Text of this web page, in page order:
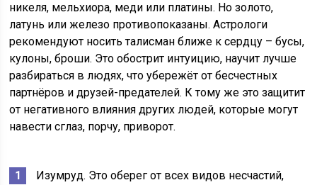
никеля, мельхиора, меди или платины. Но золото,
латунь или железо противопоказаны. Астрологи
рекомендуют носить талисман ближе к сердцу – бусы,
кулоны, броши. Это обострит интуицию, научит лучше
разбираться в людях, что убережёт от бесчестных
партнёров и друзей-предателей. К тому же это защитит
от негативного влияния других людей, которые могут
навести сглаз, порчу, приворот.
Изумруд. Это оберег от всех видов несчастий,